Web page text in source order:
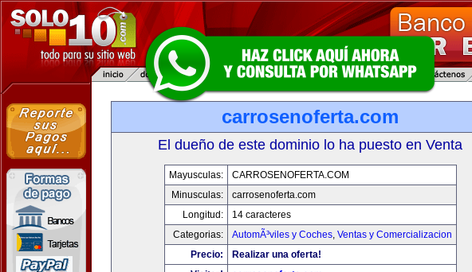
carrosenoferta.com
El dueño de este dominio lo ha puesto en Venta
Mayusculas:
CARROSENOFERTA.COM
Minusculas:
carrosenoferta.com
Longitud:
14 caracteres
Categorias:
AutomÃ³viles y Coches, Ventas y Comercializacion
Precio:
Realizar una oferta!